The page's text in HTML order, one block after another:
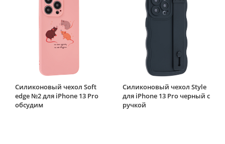
Силиконовый чехол Soft
edge №2 для iPhone 13 Pro
обсудим
Силиконовый чехол Style
для iPhone 13 Pro черный с
ручкой